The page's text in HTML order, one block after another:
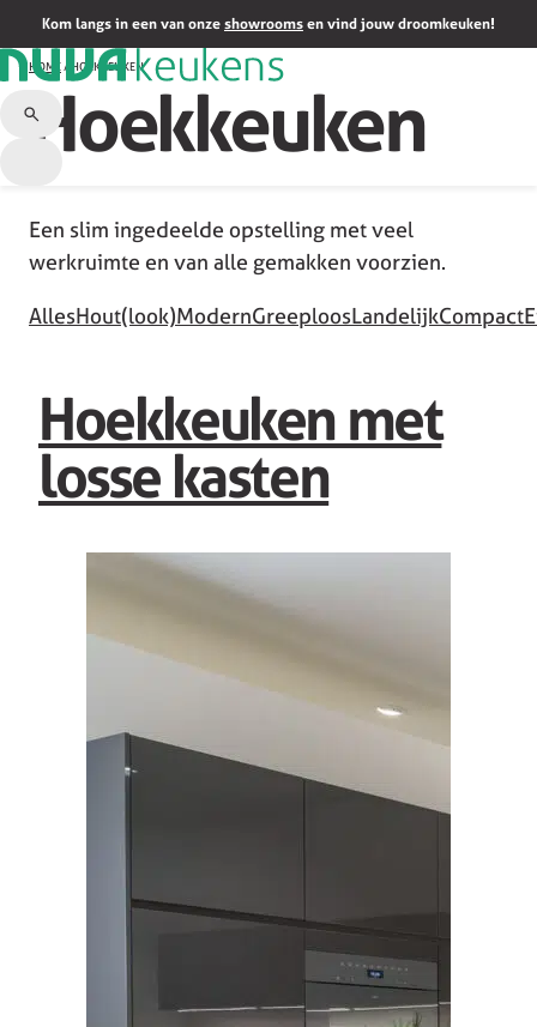
Kom langs in een van onze showrooms en vind jouw droomkeuken!
HOME/ HOEKKEUKEN
Hoekkeuken
Een slim ingedeelde opstelling met veel
werkruimte en van alle gemakken voorzien.
AllesHout(look)ModernGreeploosLandelijkCompact
Hoekkeuken met
losse kasten